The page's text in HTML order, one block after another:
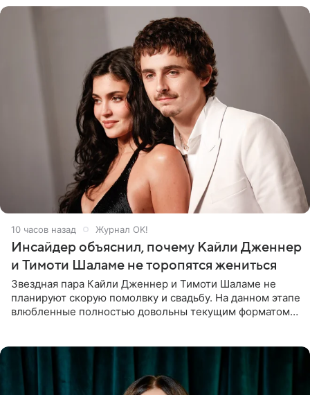
10 часов назад Журнал OK!
Инсайдер объяснил, почему Кайли Дженнер
и Тимоти Шаламе не торопятся жениться
Звездная пара Кайли Дженнер и Тимоти Шаламе не
планируют скорую помолвку и свадьбу. На данном этапе
влюбленные полностью довольны текущим форматом